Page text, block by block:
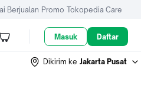
Berjualan Promo Tokopedia Care
Masuk Daftar
Dikirim ke Jakarta Pusat